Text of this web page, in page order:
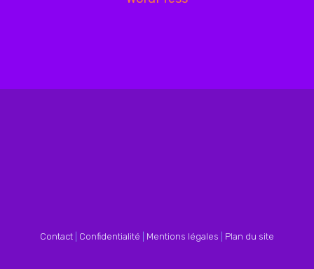
Contact Confidentialité Mentions légales Plan du site